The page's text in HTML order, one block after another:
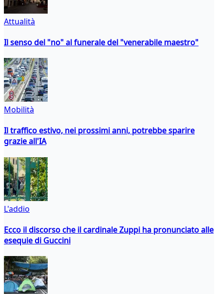
Attualità
Il senso del "no" al funerale del "venerabile maestro"
Mobilità
Il traffico estivo, nei prossimi anni, potrebbe sparire
grazie all'IA
L'addio
Ecco il discorso che il cardinale Zuppi ha pronunciato alle
esequie di Guccini